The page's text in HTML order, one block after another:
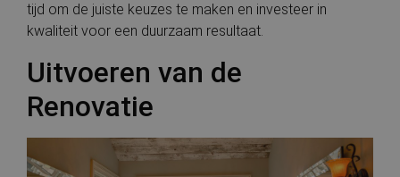
tijd om de juiste keuzes te maken en investeer in
kwaliteit voor een duurzaam resultaat.
Uitvoeren van de
Renovatie